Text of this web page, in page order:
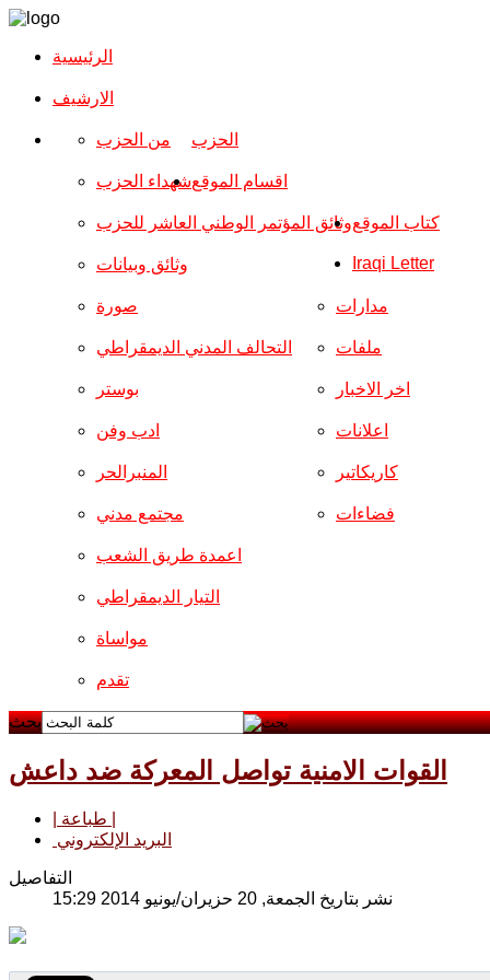
الرئيسية
الارشیف
الحزب من الحزب
شهداء الحزب
وثائق المؤتمر الوطني العاشر للحزب
وثائق وبيانات
اقسام الموقع
صورة
التحالف المدني الديمقراطي
بوستر
ادب وفن
المنبرالحر
مجتمع مدني
مدارات
ملفات
اخر الاخبار
اعلانات
كاريكاتير
فضاءات
اعمدة طريق الشعب
التيار الديمقراطي
مواساة
تقدم
كتاب الموقع
Iraqi Letter
بحث
القوات الامنية تواصل المعركة ضد داعش
البريد الإلكتروني
التفاصيل
نشر بتاريخ الجمعة, 20 حزيران/يونيو 2014 15:29